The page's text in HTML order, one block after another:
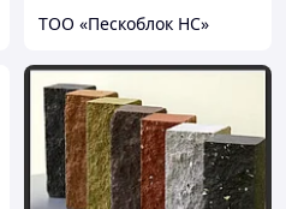
ТОО «Пескоблок НС»